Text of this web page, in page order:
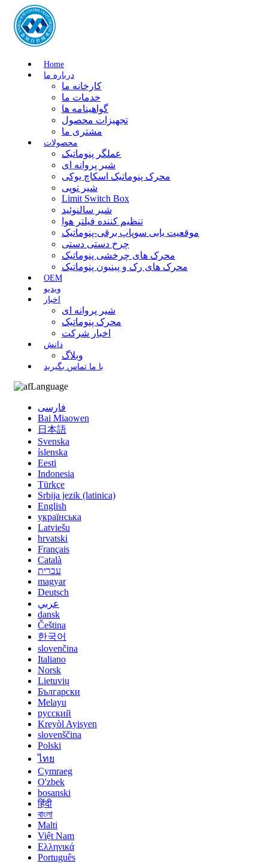
Home
درباره ما
کارخانه ما
خدمات ما
گواهینامه ها
تجهیزات محصول
مشتری ما
محصولات
عملگر پنوماتیک
شیر پروانه ای
محرک پنوماتیک اسکاچ یوکی
شیر توپی
Limit Switch Box
شیر سالنوئید
تنظیم کننده فیلتر هوا
موقعیت یابی سوپاپ برقی-پنوماتیک
چرخ دستی دستی
محرک های چرخشی پنوماتیک
محرک های رک و پینیون پنوماتیک
OEM
ویدیو
اخبار
شیر پروانه ای
محرک پنوماتیک
اخبار شرکت
دانش
وبلاگ
با ما تماس بگیرید
Language
فارسی
Bai Miaowen
日本語
Svenska
íslenska
Eesti
Indonesia
Türkçe
Srbija jezik (latinica)
English
українська
Latviešu
hrvatski
Français
Català
עברית
magyar
Deutsch
عربي
dansk
Čeština
한국어
slovenčina
Italiano
Norsk
Lietuvių
Български
Melayu
русский
Kreyòl Ayisyen
slovenščina
Polski
ไทย
Cymraeg
O'zbek
bosanski
हिंदी
বাংলা
Malti
Việt Nam
Ελληνικά
Português